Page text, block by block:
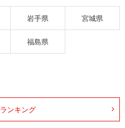
岩手県 宮城県
福島県
ランキング